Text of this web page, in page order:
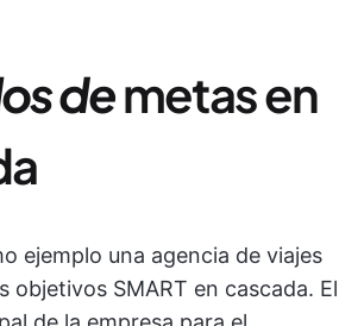
demetas en
ejemplo una agencia de viajes
objetivos SMART en cascada. El